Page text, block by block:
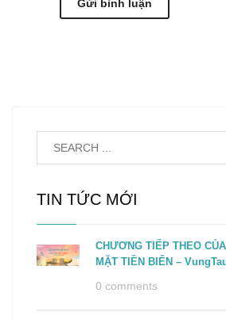
TIN TỨC MỚI
CHƯƠNG TIẾP THEO
MẶT TIỀN BIỂN –
0 comments